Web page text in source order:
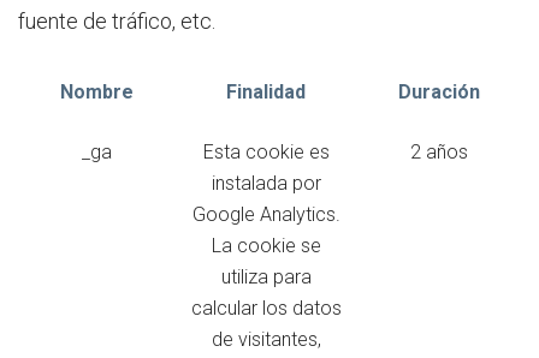
fuente de tráfico, etc.
Nombre Finalidad Duración
_ga
Esta cookie es
instalada por
Google Analytics.
La cookie se
utiliza para
calcular los datos
de visitantes,
2 años